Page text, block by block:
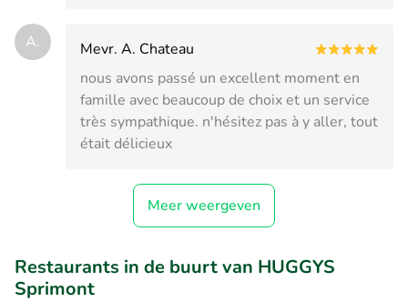
A.
Mevr. A. Chateau
nous avons passé un excellent moment en
famille avec beaucoup de choix et un service
très sympathique. n'hésitez pas à y aller, tout
était délicieux
Meer weergeven
Restaurants in de buurt van HUGGYS
Sprimont